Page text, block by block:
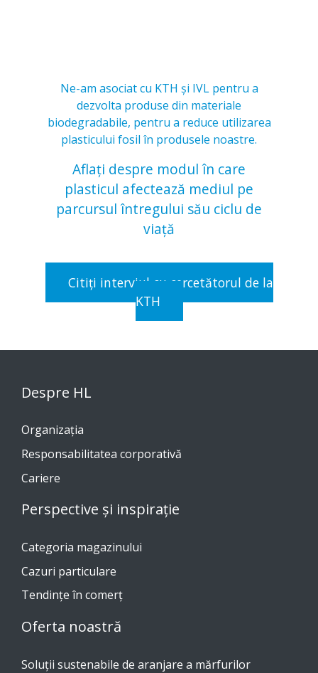
Ne-am asociat cu KTH şi IVL pentru a
dezvolta produse din materiale
biodegradabile, pentru a reduce utilizarea
plasticului fosil în produsele noastre.
Aflaţi despre modul în care
plasticul afectează mediul pe
parcursul întregului său ciclu de
viaţă
Citiţi interviul cu cercetătorul de la
KTH
Despre HL
Organizația
Responsabilitatea corporativă
Cariere
Perspective și inspirație
Categoria magazinului
Cazuri particulare
Tendinţe în comerţ
Oferta noastră
Soluții sustenabile de aranjare a mărfurilor